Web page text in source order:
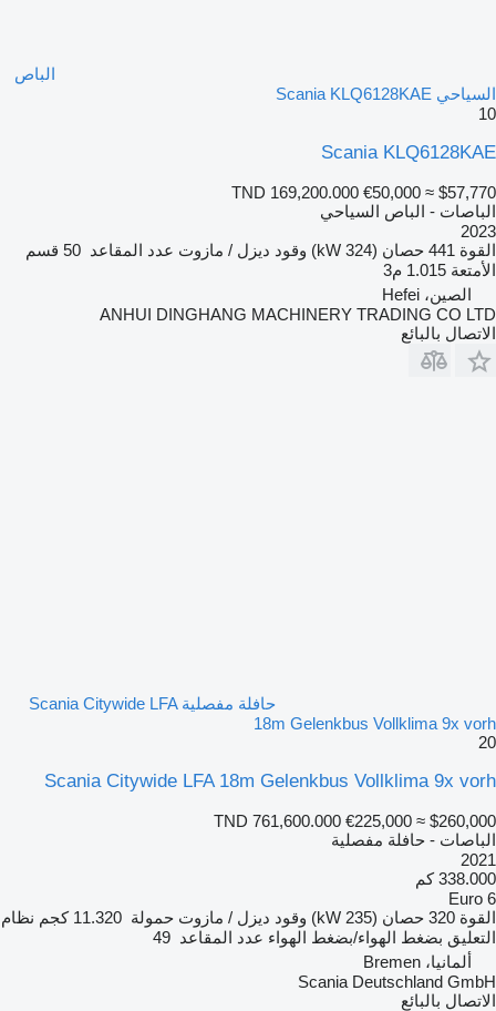
الباص
السياحي Scania KLQ6128KAE
10
Scania KLQ6128KAE
TND 169,200.000 €50,000 ≈ $57,770
الباصات - الباص السياحي
2023
القوة 441 حصان (324 kW) وقود ديزل / مازوت عدد المقاعد 50 قسم
الأمتعة 1.015 م3
الصين، Hefei
ANHUI DINGHANG MACHINERY TRADING CO LTD
الاتصال بالبائع
حافلة مفصلية Scania Citywide LFA
18m Gelenkbus Vollklima 9x vorh
20
Scania Citywide LFA 18m Gelenkbus Vollklima 9x vorh
TND 761,600.000 €225,000 ≈ $260,000
الباصات - حافلة مفصلية
2021
338.000 كم
Euro 6
القوة 320 حصان (235 kW) وقود ديزل / مازوت حمولة 11.320 كجم
نظام
التعليق بضغط الهواء/بضغط الهواء عدد المقاعد 49
ألمانيا، Bremen
Scania Deutschland GmbH
الاتصال بالبائع